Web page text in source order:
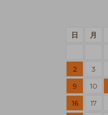
日
月
2
3
9
10
16
17